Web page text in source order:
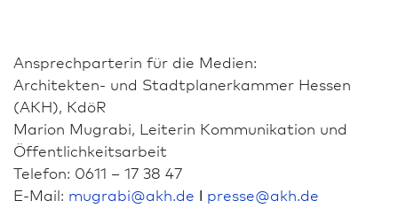
Ansprechparterin für die Medien:
Architekten- und Stadt­planer­kammer Hessen
(AKH), KdöR
Marion Mugrabi, Leiterin Kommunikation und
Öffentlichkeits­arbeit
Telefon: 0611 – 17 38 47
E-Mail: mugrabi@akh.de ǀ presse@akh.de